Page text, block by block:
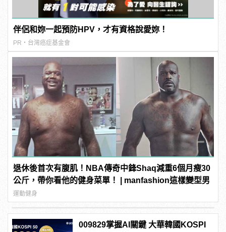
伴侶和妳一起預防HPV，才有資格說愛妳！
PR・台灣癌症基金會
退休後首次有腹肌！NBA傳奇中鋒Shaq減重6個月瘦30
公斤，帶你看他的健身菜單！ | manfashion這樣變型男
運動健身
009829掌握AI關鍵 大華韓國KOSPI